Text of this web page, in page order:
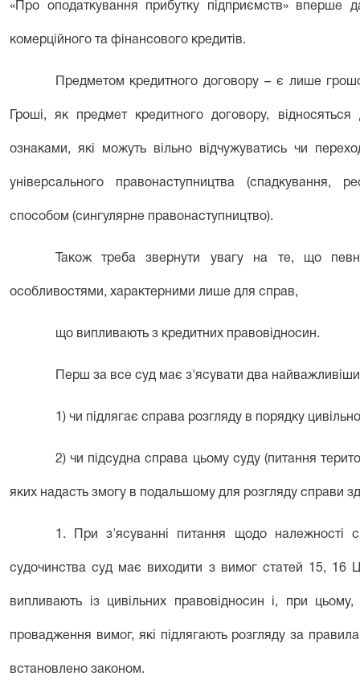
«Про оподаткування прибутку підприємств» вперше
комерційного та фінансового кредитів.
Предметом кредитного договору – є лише
Гроші, як предмет кредитного договору,
ознаками, які можуть вільно відчужуватись чи
універсального правонаступництва (спадкування,
способом (сингулярне правонаступництво).
Також треба звернути увагу на те, що
особливостями, характерними лише для справ,
що випливають з кредитних правовідносин.
Перш за все суд має з'ясувати два
1) чи підлягає справа розгляду в порядку
2) чи підсудна справа цьому суду (питання
яких надасть змогу в подальшому для розгляду справи
1. При з'ясуванні питання щодо належності
судочинства суд має виходити з вимог статей 15, 16
випливають із цивільних правовідносин і, при
провадження вимог, які підлягають розгляду за
встановлено законом.